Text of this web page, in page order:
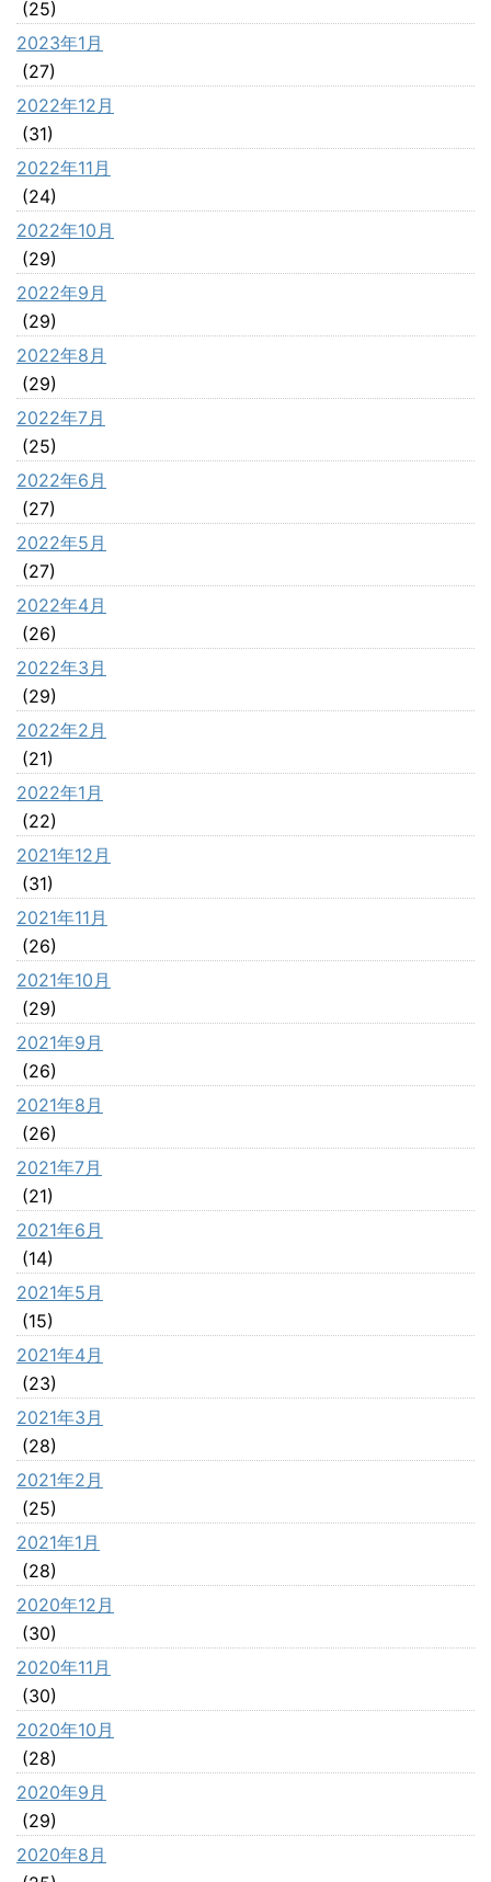
(25)
2023年1月
(27)
2022年12月
(31)
2022年11月
(24)
2022年10月
(29)
2022年9月
(29)
2022年8月
(29)
2022年7月
(25)
2022年6月
(27)
2022年5月
(27)
2022年4月
(26)
2022年3月
(29)
2022年2月
(21)
2022年1月
(22)
2021年12月
(31)
2021年11月
(26)
2021年10月
(29)
2021年9月
(26)
2021年8月
(26)
2021年7月
(21)
2021年6月
(14)
2021年5月
(15)
2021年4月
(23)
2021年3月
(28)
2021年2月
(25)
2021年1月
(28)
2020年12月
(30)
2020年11月
(30)
2020年10月
(28)
2020年9月
(29)
2020年8月